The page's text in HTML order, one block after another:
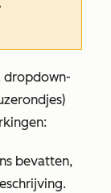
dropdown-
bevatten,